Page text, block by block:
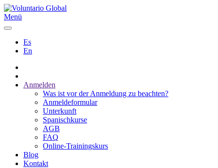
Menü
Es
En
Anmelden
Was ist vor der Anmeldung zu beachten?
Anmeldeformular
Unterkunft
Spanischkurse
AGB
FAQ
Online-Trainingskurs
Blog
Kontakt